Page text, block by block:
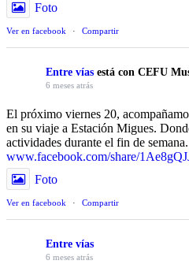
Foto
Ver en facebook · Compartir
Entre vías está con CEFU
6 meses atrás
El próximo viernes 20,
en su viaje a Estación Migues.
actividades durante el fin de semana.
www.facebook.com/share/
Foto
Ver en facebook · Compartir
Entre vías
6 meses atrás